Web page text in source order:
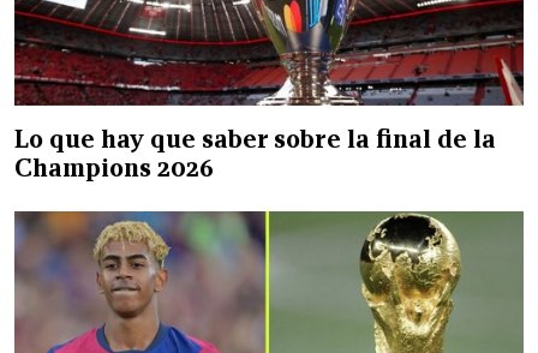
Lo que hay que saber sobre la final de la
Champions 2026